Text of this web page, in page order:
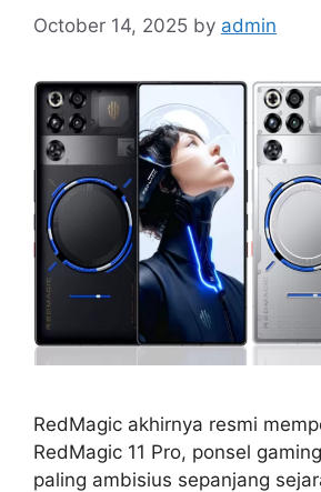
October 14, 2025 by admin
RedMagic akhirnya resmi
RedMagic 11 Pro, ponsel
paling ambisius sepanjang